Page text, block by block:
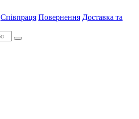
Співпраця Повернення Доставка та